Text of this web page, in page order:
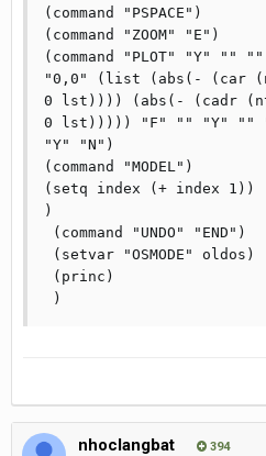
(command "PSPACE")
(command "ZOOM" "E")
(command "PLOT" "Y" ""
"0,0" (list (abs(- (car
0 lst)))) (abs(- (cadr
0 lst))))) "F" "" "Y" ""
"Y" "N")
(command "MODEL")
(setq index (+ index 1))
)
nhoclangbat 394